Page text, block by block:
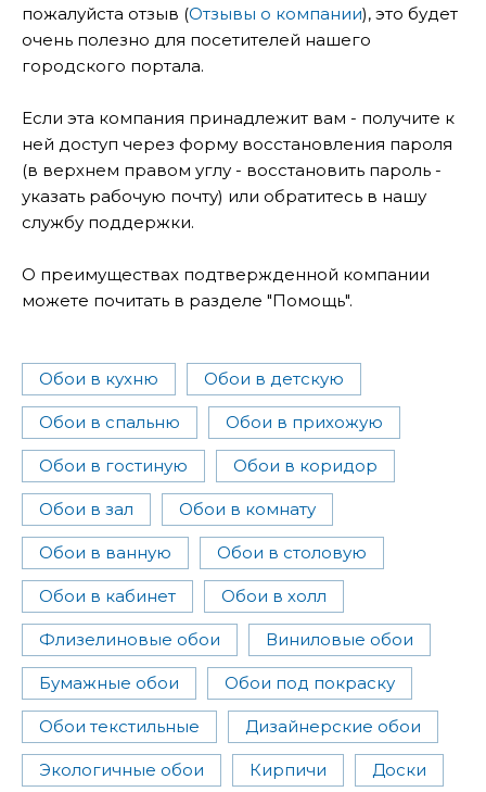
пожалуйста отзыв (Отзывы о компании), это будет
очень полезно для посетителей нашего
городского портала.
Если эта компания принадлежит вам - получите к
ней доступ через форму восстановления пароля
(в верхнем правом углу - восстановить пароль -
указать рабочую почту) или обратитесь в нашу
службу поддержки.
О преимуществах подтвержденной компании
можете почитать в разделе "Помощь".
Обои в кухню Обои в детскую
Обои в спальню Обои в прихожую
Обои в гостиную Обои в коридор
Обои в зал Обои в комнату
Обои в ванную Обои в столовую
Обои в кабинет Обои в холл
Флизелиновые обои Виниловые обои
Бумажные обои Обои под покраску
Обои текстильные Дизайнерские обои
Экологичные обои Кирпичи Доски